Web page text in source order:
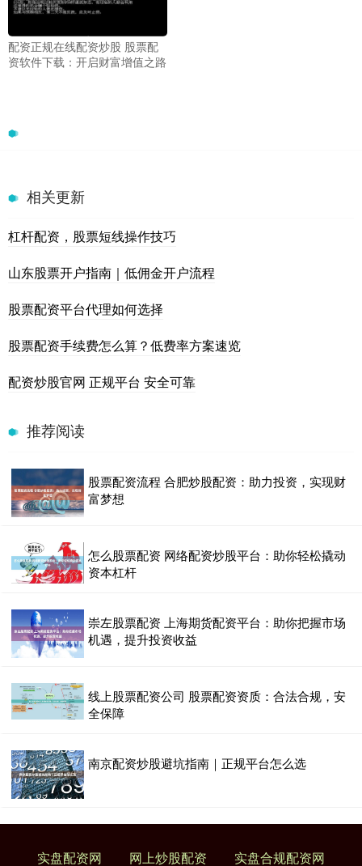
配资正规在线配资炒股 股票配
资软件下载：开启财富增值之路
相关更新
杠杆配资，股票短线操作技巧
山东股票开户指南｜低佣金开户流程
股票配资平台代理如何选择
股票配资手续费怎么算？低费率方案速览
配资炒股官网 正规平台 安全可靠
推荐阅读
股票配资流程 合肥炒股配资：助力投资，实现财
富梦想
怎么股票配资 网络配资炒股平台：助你轻松撬动
资本杠杆
崇左股票配资 上海期货配资平台：助你把握市场
机遇，提升投资收益
线上股票配资公司 股票配资资质：合法合规，安
全保障
南京配资炒股避坑指南｜正规平台怎么选
实盘配资网 网上炒股配资 实盘合规配资网